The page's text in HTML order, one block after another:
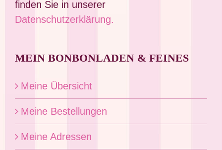
finden Sie in unserer
Datenschutzerklärung.
MEIN BONBONLADEN & FEINES
Meine Übersicht
Meine Bestellungen
Meine Adressen